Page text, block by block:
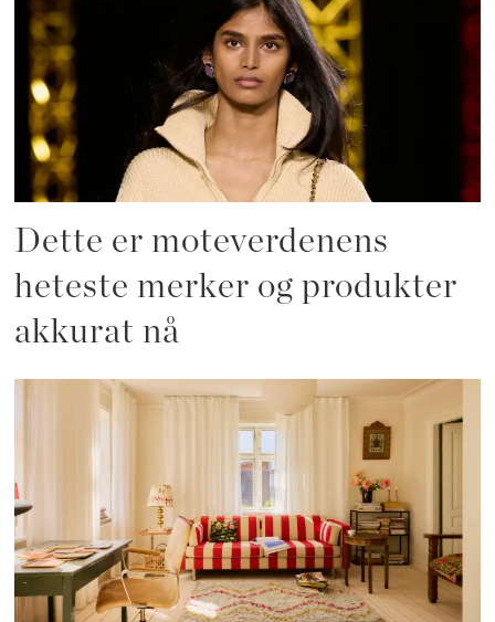
Dette er moteverdenens
heteste merker og produkter
akkurat nå